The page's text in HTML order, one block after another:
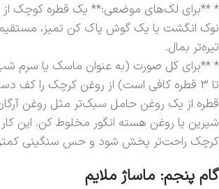
* **برای لک‌های موضعی:** یک قطره کوچک از
نوک انگشت یا یک گوش پاک کن تمیز،
تیره‌تر بمال.
تا 3 قطره کافی است) از روغن کرچک را کف
قطره از یک روغن حامل سبک‌تر مثل روغن
شیرین یا روغن هسته انگور مخلوط کن. این
کرچک راحت‌تر پخش شود و حس سنگینی
گام پنجم: ماساژ ملایم